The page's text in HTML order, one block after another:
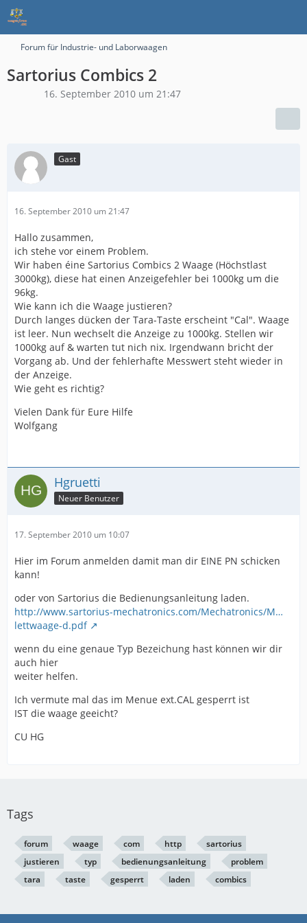
Forum für Industrie- und Laborwaagen
Sartorius Combics 2
16. September 2010 um 21:47
Gast
16. September 2010 um 21:47
Hallo zusammen,
ich stehe vor einem Problem.
Wir haben éine Sartorius Combics 2 Waage (Höchstlast
3000kg), diese hat einen Anzeigefehler bei 1000kg um die
96kg.
Wie kann ich die Waage justieren?
Durch langes dücken der Tara-Taste erscheint "Cal". Waage
ist leer. Nun wechselt die Anzeige zu 1000kg. Stellen wir
1000kg auf & warten tut nich nix. Irgendwann bricht der
Vorgang ab. Und der fehlerhafte Messwert steht wieder in
der Anzeige.
Wie geht es richtig?
Vielen Dank für Eure Hilfe
Wolfgang
Hgruetti
Neuer Benutzer
17. September 2010 um 10:07
Hier im Forum anmelden damit man dir EINE PN schicken
kann!
oder von Sartorius die Bedienungsanleitung laden.
http://www.sartorius-mechatronics.com/Mechatronics/M…
lettwaage-d.pdf
wenn du eine genaue Typ Bezeichung hast können wir dir
auch hier
weiter helfen.
Ich vermute mal das im Menue ext.CAL gesperrt ist
IST die waage geeicht?
CU HG
Tags
forum waage com http
sartorius
justieren
typ bedienungsanleitung
problem
tara
taste gesperrt laden combics